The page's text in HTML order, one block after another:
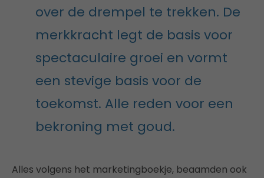
over de drempel te trekken. De
merkkracht legt de basis voor
spectaculaire groei en vormt
een stevige basis voor de
toekomst. Alle reden voor een
bekroning met goud.
Alles volgens het marketingboekje, beaamden ook